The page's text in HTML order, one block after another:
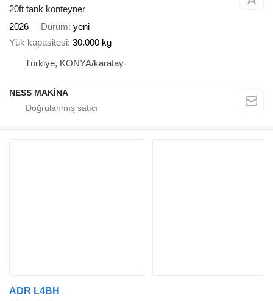
20ft tank konteyner
2026
Durum yeni
Yük kapasitesi 30.000 kg
Türkiye, KONYA/karatay
NESS MAKİNA
ADR L4BH